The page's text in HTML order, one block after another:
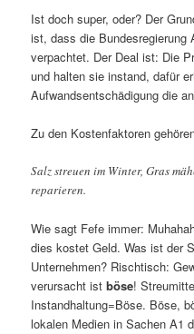
Ist doch super, oder? Der
ist, dass die Bundesregierung
verpachtet. Der Deal ist: Die
und halten sie instand, dafür
Aufwandsentschädigung die
Zu den Kostenfaktoren
Salz streuen im Winter, Gras
reparieren.
Wie sagt Fefe immer:
dies kostet Geld. Was ist der
Unternehmen? Rischtisch:
verursacht istböse!
Instandhaltung=Böse. Böse,
lokalen Medien in Sachen A1